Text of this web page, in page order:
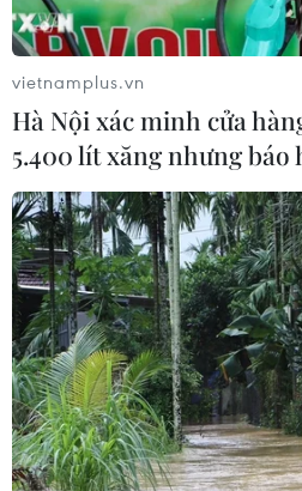
TIN CÙNG CHUYÊN
Đại tiệc Vespa 2026:
tượng 80 năm của Italy
giữa lòng đô thị hiện đại
09/08/2026 16:09
WHO lên tiếng sau vụ phá
vật tư y tế tại Ukraine
vietnamplus.vn
Hà Nội xác minh cửa
5.400 lít xăng nhưng báo